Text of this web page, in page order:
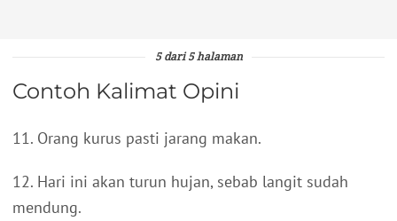
5 dari 5 halaman
Contoh Kalimat Opini
11. Orang kurus pasti jarang makan.
12. Hari ini akan turun hujan, sebab langit sudah
mendung.